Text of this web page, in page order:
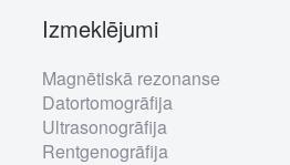
Izmeklējumi
Magnētiskā rezonanse
Datortomogrāfija
Ultrasonogrāfija
Rentgenogrāfija